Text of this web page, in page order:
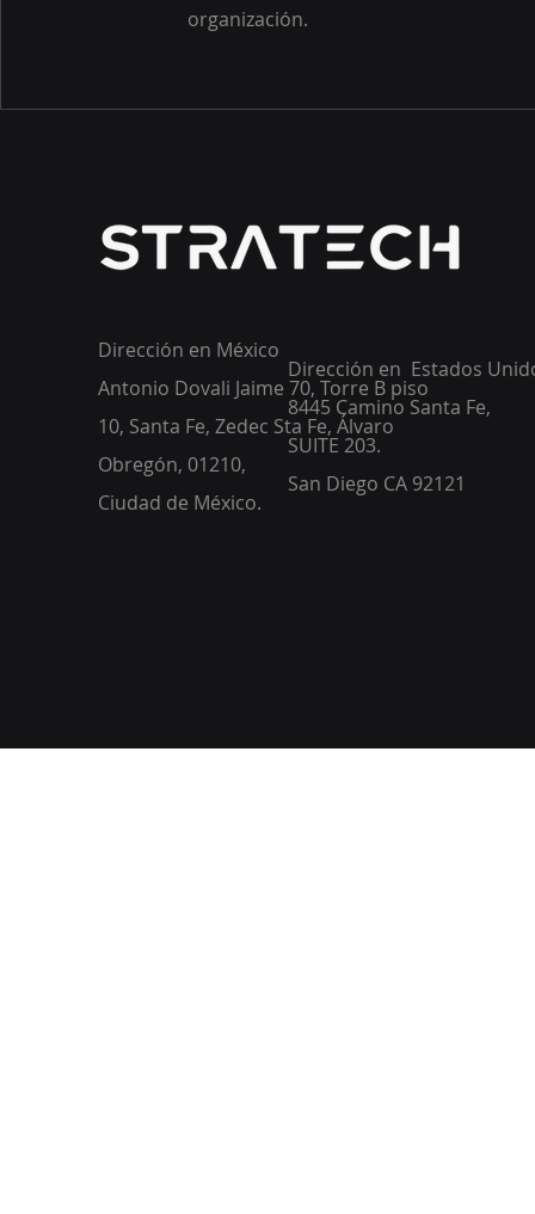
organización.
Dirección en México
Antonio Dovali Jaime 70, Torre B piso
10, Santa Fe, Zedec Sta Fe, Álvaro
Obregón, 01210,
Ciudad de México.
Dirección en Estados
8445 Camino Santa Fe,
SUITE 203.
San Diego CA 92121